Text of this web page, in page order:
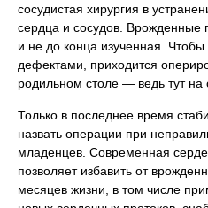
сосудистая хирургия в
сердца и сосудов.
и не до конца изученная.
дефектами, приходится
родильном столе — ведь тут на
Только в последнее время
назвать операции при
младенцев. Современная
позволяет избавить от
месяцев жизни, в том числе